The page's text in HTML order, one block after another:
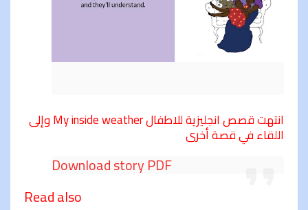
انتهت قصص انجليزية للاطفال My inside weather وإلى
اللقاء في قصة أخرى
Download story PDF
Read also